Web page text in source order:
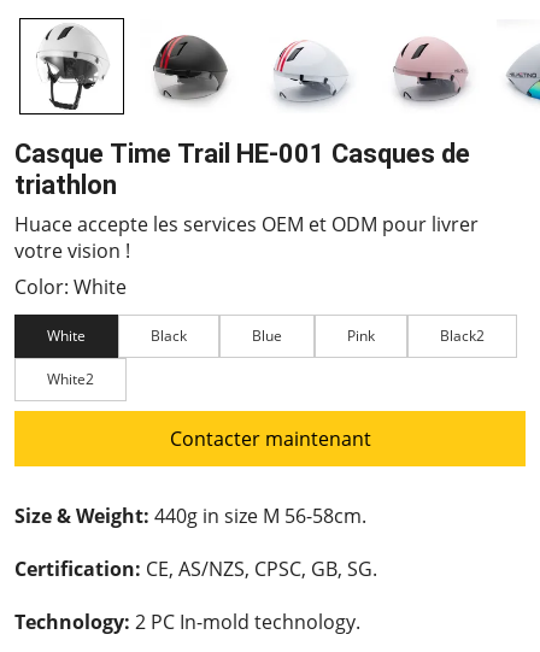
Casque Time Trail HE-001 Casques de
triathlon
Huace accepte les services OEM et ODM pour livrer
votre vision !
Color: White
White Black Blue Pink Black2
White2
Contacter maintenant
Size & Weight: 440g in size M 56-58cm.
Certification: CE, AS/NZS, CPSC, GB, SG.
Technology: 2 PC In-mold technology.